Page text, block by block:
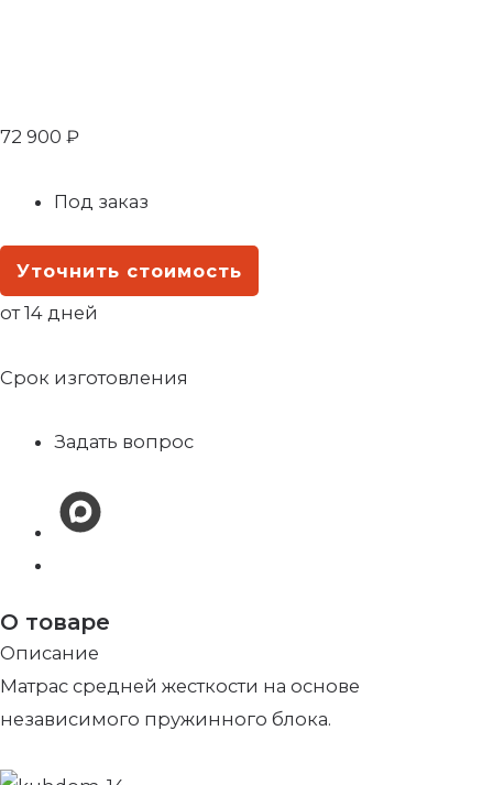
72 900 ₽
Под заказ
Уточнить стоимость
от 14 дней
Срок изготовления
Задать вопрос
О товаре
Описание
Матрас средней жесткости на основе
независимого пружинного блока.